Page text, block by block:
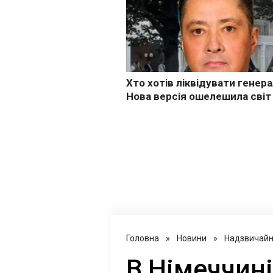
Головна » Новини »